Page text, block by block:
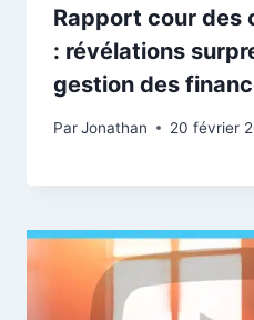
Rapport cour des
: révélations
gestion des
ParJonathan 20 février